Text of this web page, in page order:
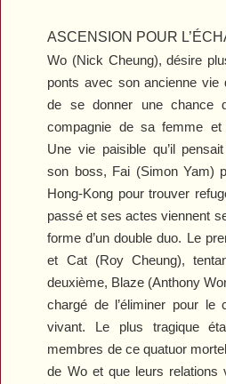
ASCENSION POUR
Wo (Nick Cheung), désire
ponts avec son ancienne vie
de se donner une chance
compagnie de sa femme et
Une vie paisible qu’il
son boss, Fai (Simon Yam)
Hong-Kong pour trouver
passé et ses actes viennent
forme d’un double duo. Le
et Cat (Roy Cheung),
deuxième, Blaze (Anthony
chargé de l’éliminer pour le
vivant. Le plus tragique
membres de ce quatuor
de Wo et que leurs relations